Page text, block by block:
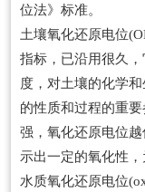
位法》标准。
土壤氧化还原电位
指标，已沿用很久
度，对土壤的化学
的性质和过程的重
强，氧化还原电位
示出一定的氧化性
水质氧化还原电位